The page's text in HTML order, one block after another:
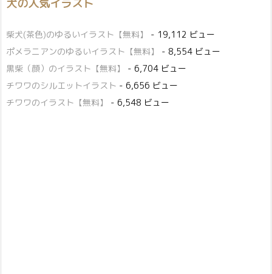
犬の人気イラスト
柴犬(茶色)のゆるいイラスト【無料】
- 19,112 ビュー
ポメラニアンのゆるいイラスト【無料】
- 8,554 ビュー
黒柴（顔）のイラスト【無料】
- 6,704 ビュー
チワワのシルエットイラスト - 6,656 ビュー
チワワのイラスト【無料】
- 6,548 ビュー